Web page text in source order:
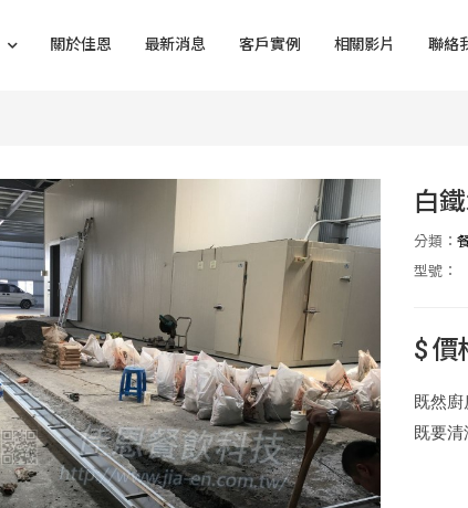
關於佳恩 最新消息 客戶實例 相關影片 聯絡
白
分類：
型號：
$ 價
既然
既要